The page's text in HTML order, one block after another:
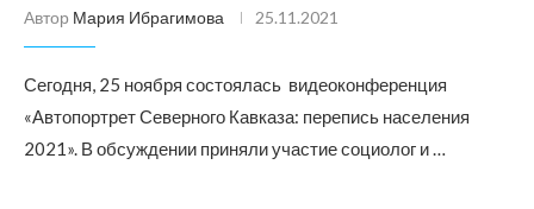
Автор Мария Ибрагимова 25.11.2021
Сегодня, 25 ноября состоялась видеоконференция
«Автопортрет Северного Кавказа: перепись населения
2021». В обсуждении приняли участие социолог и …